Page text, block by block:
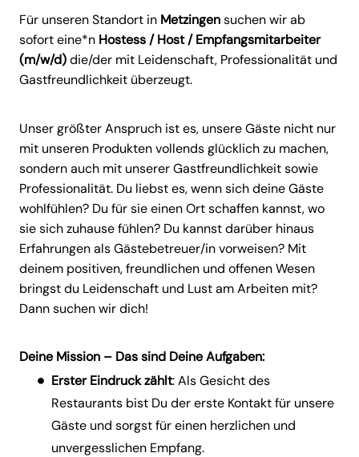
Für unseren Standort in Metzingensuchen wir ab
sofort eine*n Hostess / Host / Empfangsmitarbeiter
(m/w/d)die/der mit Leidenschaft, Professionalität und
Gastfreundlichkeit überzeugt.
Unser größter Anspruch ist es, unsere Gäste nicht nur
mit unseren Produkten vollends glücklich zu machen,
sondern auch mit unserer Gastfreundlichkeit sowie
Professionalität. Du liebst es, wenn sich deine Gäste
wohlfühlen? Du für sie einen Ort schaffen kannst, wo
sie sich zuhause fühlen? Du kannst darüber hinaus
Erfahrungen als Gästebetreuer/in vorweisen? Mit
deinem positiven, freundlichen und offenen Wesen
bringst du Leidenschaft und Lust am Arbeiten mit?
Dann suchen wir dich!
Deine Mission – Das sind Deine Aufgaben:
Erster Eindruck zählt: Als Gesicht des
Restaurants bist Du der erste Kontakt für unsere
Gäste und sorgst für einen herzlichen und
unvergesslichen Empfang.